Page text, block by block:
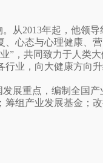
从2013年起，他领
心态与心理健康、
”，共同致力于人类大
业，向大健康方向升
展重点，编制全国
组产业发展基金；